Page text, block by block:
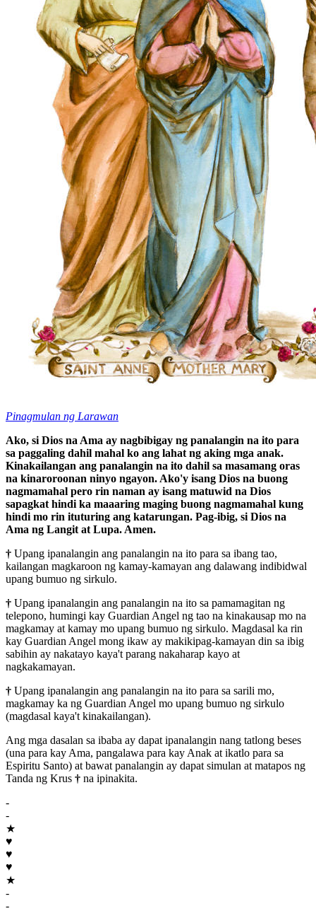
Pinagmulan ng Larawan
Ako, si Dios na Ama ay nagbibigay ng panalangin na ito para
sa paggaling dahil mahal ko ang lahat ng aking mga anak.
Kinakailangan ang panalangin na ito dahil sa masamang oras
na kinaroroonan ninyo ngayon. Ako'y isang Dios na buong
nagmamahal pero rin naman ay isang matuwid na Dios
sapagkat hindi ka maaaring maging buong nagmamahal kung
hindi mo rin ituturing ang katarungan. Pag-ibig, si Dios na
Ama ng Langit at Lupa. Amen.
† Upang ipanalangin ang panalangin na ito para sa ibang tao,
kailangan magkaroon ng kamay-kamayan ang dalawang indibidwal
upang bumuo ng sirkulo.
† Upang ipanalangin ang panalangin na ito sa pamamagitan ng
telepono, humingi kay Guardian Angel ng tao na kinakausap mo na
magkamay at kamay mo upang bumuo ng sirkulo. Magdasal ka rin
kay Guardian Angel mong ikaw ay makikipag-kamayan din sa ibig
sabihin ay nakatayo kaya't parang nakaharap kayo at
nagkakamayan.
† Upang ipanalangin ang panalangin na ito para sa sarili mo,
magkamay ka ng Guardian Angel mo upang bumuo ng sirkulo
(magdasal kaya't kinakailangan).
Ang mga dasalan sa ibaba ay dapat ipanalangin nang tatlong beses
(una para kay Ama, pangalawa para kay Anak at ikatlo para sa
Espiritu Santo) at bawat panalangin ay dapat simulan at matapos ng
Tanda ng Krus † na ipinakita.
-
-
★
♥
♥
♥
★
-
-